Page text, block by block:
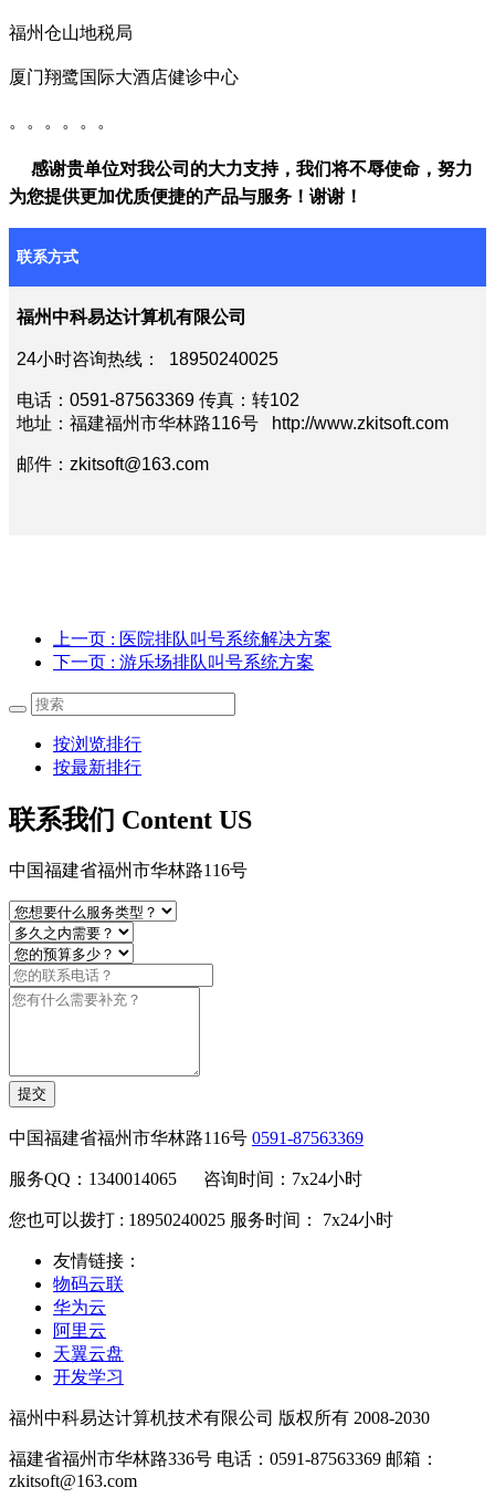
福州仓山地税局
厦门翔鹭国际大酒店健诊中心
。。。。。。
感谢贵单位对我公司的大力支持，我们将不辱使命，努力
为您提供更加优质便捷的产品与服务！谢谢！
联系方式
福州中科易达计算机有限公司
24小时咨询热线： 18950240025
电话：0591-87563369 传真：转102
地址：福建福州市华林路116号 http://www.zkitsoft.com
邮件：zkitsoft@163.com
上一页 : 医院排队叫号系统解决方案
下一页 : 游乐场排队叫号系统方案
按浏览排行
按最新排行
联系我们 Content US
中国福建省福州市华林路116号
提交
中国福建省福州市华林路116号 0591-87563369
服务QQ：1340014065 咨询时间：7x24小时
您也可以拨打 : 18950240025 服务时间： 7x24小时
友情链接：
物码云联
华为云
阿里云
天翼云盘
开发学习
福州中科易达计算机技术有限公司 版权所有 2008-2030
福建省福州市华林路336号 电话：0591-87563369 邮箱：
zkitsoft@163.com